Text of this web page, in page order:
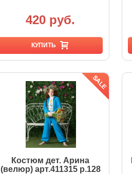
420 руб.
КУПИТЬ
Костюм дет. Арина
(велюр) арт.411315 р.128